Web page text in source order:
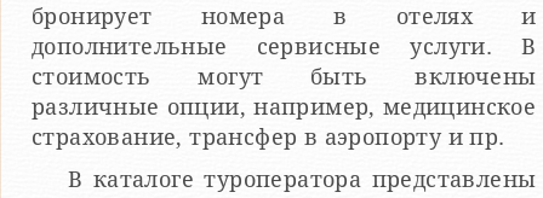
бронирует номера в отелях и
дополнительные сервисные услуги. В
стоимость могут быть включены
различные опции, например, медицинское
страхование, трансфер в аэропорту и пр.
В каталоге туроператора представлены